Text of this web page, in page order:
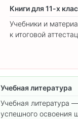
Книги для 11-х
Учебники и
к итоговой
Учебная литература
Учебная литература
успешного освоения